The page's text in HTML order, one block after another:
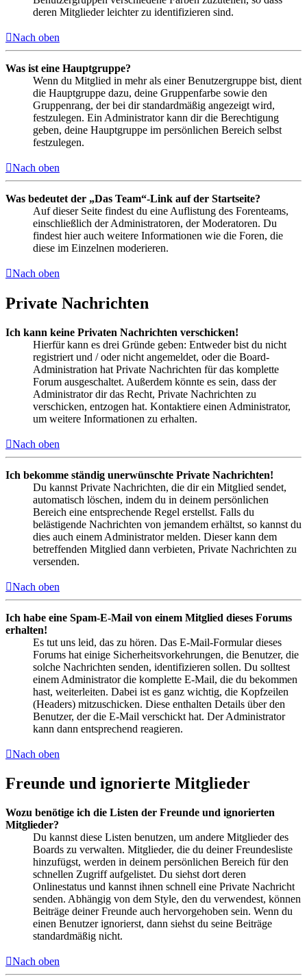
deren Mitglieder leichter zu identifizieren sind.
Nach oben
Was ist eine Hauptgruppe?
Wenn du Mitglied in mehr als einer Benutzergruppe bist, dient
die Hauptgruppe dazu, deine Gruppenfarbe sowie den
Gruppenrang, der bei dir standardmäßig angezeigt wird,
festzulegen. Ein Administrator kann dir die Berechtigung
geben, deine Hauptgruppe im persönlichen Bereich selbst
festzulegen.
Nach oben
Was bedeutet der „Das Team“-Link auf der Startseite?
Auf dieser Seite findest du eine Auflistung des Forenteams,
einschließlich der Administratoren, der Moderatoren. Du
findest hier auch weitere Informationen wie die Foren, die
diese im Einzelnen moderieren.
Nach oben
Private Nachrichten
Ich kann keine Privaten Nachrichten verschicken!
Hierfür kann es drei Gründe geben: Entweder bist du nicht
registriert und / oder nicht angemeldet, oder die Board-
Administration hat Private Nachrichten für das komplette
Forum ausgeschaltet. Außerdem könnte es sein, dass der
Administrator dir das Recht, Private Nachrichten zu
verschicken, entzogen hat. Kontaktiere einen Administrator,
um weitere Informationen zu erhalten.
Nach oben
Ich bekomme ständig unerwünschte Private Nachrichten!
Du kannst Private Nachrichten, die dir ein Mitglied sendet,
automatisch löschen, indem du in deinem persönlichen
Bereich eine entsprechende Regel erstellst. Falls du
belästigende Nachrichten von jemandem erhältst, so kannst du
dies auch einem Administrator melden. Dieser kann dem
betreffenden Mitglied dann verbieten, Private Nachrichten zu
versenden.
Nach oben
Ich habe eine Spam-E-Mail von einem Mitglied dieses Forums
erhalten!
Es tut uns leid, das zu hören. Das E-Mail-Formular dieses
Forums hat einige Sicherheitsvorkehrungen, die Benutzer, die
solche Nachrichten senden, identifizieren sollen. Du solltest
einem Administrator die komplette E-Mail, die du bekommen
hast, weiterleiten. Dabei ist es ganz wichtig, die Kopfzeilen
(Headers) mitzuschicken. Diese enthalten Details über den
Benutzer, der die E-Mail verschickt hat. Der Administrator
kann dann entsprechend reagieren.
Nach oben
Freunde und ignorierte Mitglieder
Wozu benötige ich die Listen der Freunde und ignorierten
Mitglieder?
Du kannst diese Listen benutzen, um andere Mitglieder des
Boards zu verwalten. Mitglieder, die du deiner Freundesliste
hinzufügst, werden in deinem persönlichen Bereich für den
schnellen Zugriff aufgelistet. Du siehst dort deren
Onlinestatus und kannst ihnen schnell eine Private Nachricht
senden. Abhängig von dem Style, den du verwendest, können
Beiträge deiner Freunde auch hervorgehoben sein. Wenn du
einen Benutzer ignorierst, dann siehst du seine Beiträge
standardmäßig nicht.
Nach oben